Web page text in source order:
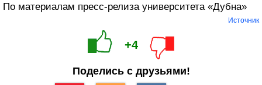
По материалам пресс-релиза университета «Дубна»
Источник
+4
Поделись с друзьями!